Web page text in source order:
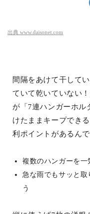
出典 www.daisonet.com
間隔をあけて干して
ていて乾いていない
が「7連ハンガーホル
けたままキープでき
利ポイントがあるんで
複数のハンガーを一
急な雨でもサッと取
う